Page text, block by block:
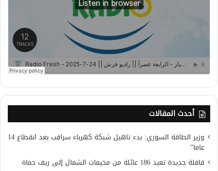
أحدث المقالات
وزير الطاقة السوري: بدء تاهيل شبكة كهرباء سراقب بعد انقطاع 14
عاما”
قافلة جديدة تعيد 186 عائلة من مخيمات الشمال إلى ريف حماة